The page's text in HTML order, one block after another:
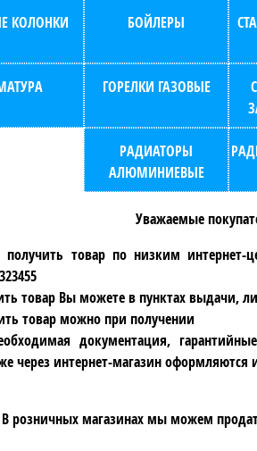
КОЛОНКИ БОЙЛЕРЫ
ГОРЕЛКИ ГАЗОВЫЕ
РАДИАТОРЫ
АЛЮМИНИЕВЫЕ
Уважаемые
получить товар по низким
товар Вы можете в пунктах выдачи,
товар можно при получении
документация,
через интернет-магазин
В розничных магазинах мы можем